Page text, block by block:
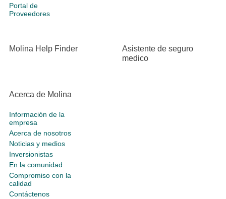
Portal de
Proveedores
Molina Help Finder
Asistente de seguro
medico
Acerca de Molina
Información de la
empresa
Acerca de nosotros
Noticias y medios
Inversionistas
En la comunidad
Compromiso con la
calidad
Contáctenos